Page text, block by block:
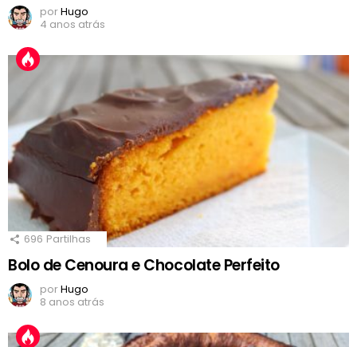
porHugo
4 anos atrás
696 Partilhas
Bolo de Cenoura e Chocolate Perfeito
porHugo
8 anos atrás